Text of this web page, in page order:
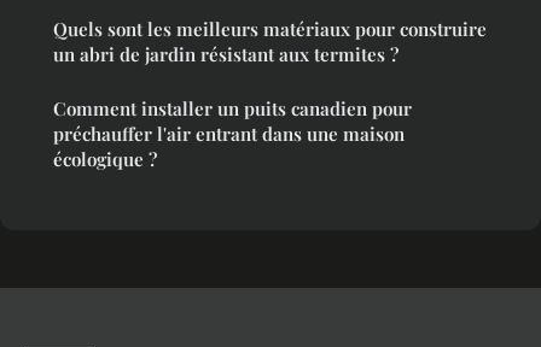
Quels sont les meilleurs matériaux pour construire
un abri de jardin résistant aux termites ?
Comment installer un puits canadien pour
préchauffer l'air entrant dans une maison
écologique ?